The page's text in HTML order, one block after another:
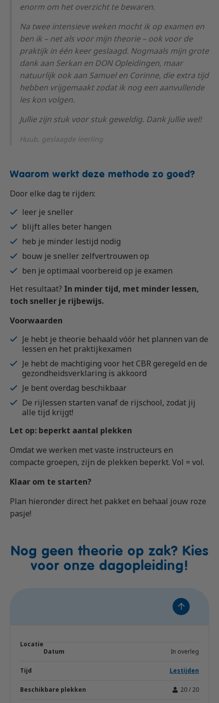
enorm om het overzicht te bewaren.
Na twee intensieve weken mocht ik op examen en
ben ik – net als voor mijn theorie – ook voor de
praktijk in één keer geslaagd. Nogmaals mijn grote
dank aan Serkan en DON Opleidingen, maar
natuurlijk ook aan Samuel en Corinne, die extra tijd
hebben vrijgemaakt zodat ik nog een aanvullende
les kon volgen.
Jullie zijn stuk voor stuk geweldig. Dank jullie wel!
Huub, geslaagde leerling
Waarom werkt deze methode zo goed?
Door elke dag te rijden:
leer je sneller
blijft alles beter hangen
heb je minder lestijd nodig
bouw je sneller zelfvertrouwen op
ben je optimaal voorbereid op je examen
Het resultaat? In minder tijd, met minder lessen,
toch sneller je rijbewijs.
Voorwaarden
Je hebt je theorie behaald vóór het plannen van de
lessen en het praktijkexamen
Je hebt de machtiging voor het CBR geregeld en de
gezondheidsverklaring is akkoord
Je bent overdag beschikbaar
De rijlessen starten vanaf de rijschool, zodat jij
alle tijd krijgt!
Let op: beperkt aantal plekken
Omdat we werken met vaste instructeurs en
compacte groepen, zijn de plekken beperkt. Vol = vol.
Klaar om te starten?
Plan hieronder direct het pakket en behaal jouw roze
pasje!
Nog geen theorie op zak? Kies
voor onze dagopleiding!
In overleg
Lestijden
20 / 20